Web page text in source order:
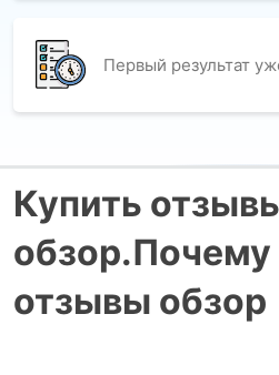
Первый результат
Купить
обзор.Почему
отзывы обзор